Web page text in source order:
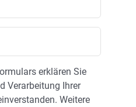
erklären Sie
Verarbeitung Ihrer
Weitere